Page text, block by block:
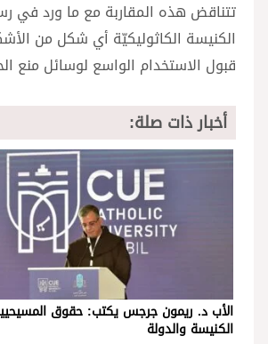
الكنيسة الكاثوليكيّة أي شكل من
قبول الاستخدام الواسع لوسائل منع
أخبار ذات صلة:
الأب د. ريمون جرجس يكتب: حقوق
الكنيسة والدولة